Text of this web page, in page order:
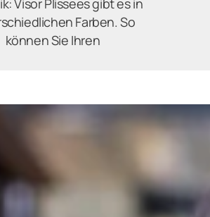
Visor Plissees gibt es in
Farben. So
können Sie Ihren